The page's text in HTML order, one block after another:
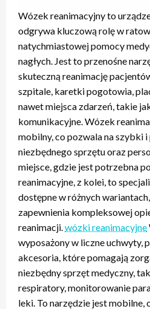
Wózek reanimacyjny to
odgrywa kluczową rolę w
natychmiastowej pomocy
nagłych. Jest to przenośne
skuteczną reanimację
szpitale, karetki pogotowia,
nawet miejsca zdarzeń, takie
komunikacyjne. Wózek
mobilny, co pozwala na szybki
niezbędnego sprzętu oraz
miejsce, gdzie jest potrzebna
reanimacyjne, z kolei, to
dostępne w różnych
zapewnienia kompleksowej
reanimacji. wózki reanimacyjne
wyposażony w liczne uchwyty,
akcesoria, które pomagają
niezbędny sprzęt medyczny,
respiratory, monitorowanie
leki. To narzędzie jest mobilne,